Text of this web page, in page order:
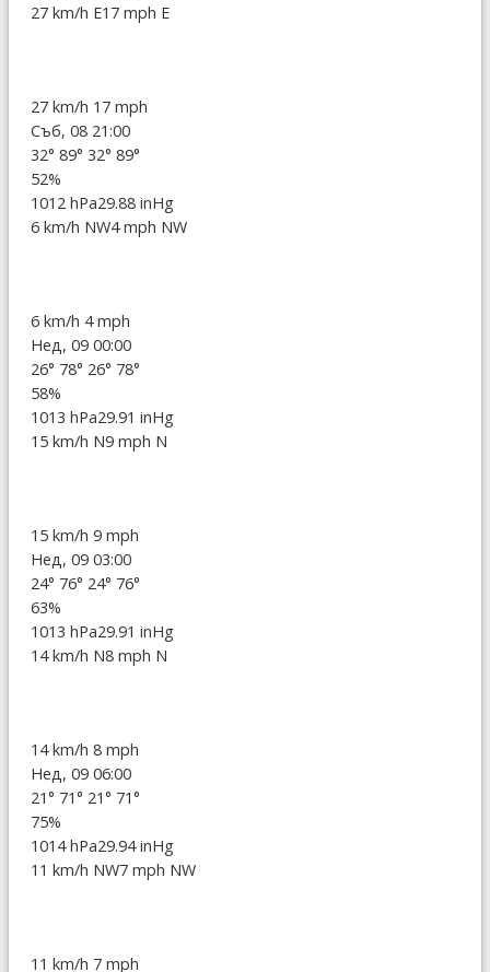
27 km/h E17 mph E
27 km/h 17 mph
Съб, 08 21:00
32° 89° 32° 89°
52%
1012 hPa29.88 inHg
6 km/h NW4 mph NW
6 km/h 4 mph
Нед, 09 00:00
26° 78° 26° 78°
58%
1013 hPa29.91 inHg
15 km/h N9 mph N
15 km/h 9 mph
Нед, 09 03:00
24° 76° 24° 76°
63%
1013 hPa29.91 inHg
14 km/h N8 mph N
14 km/h 8 mph
Нед, 09 06:00
21° 71° 21° 71°
75%
1014 hPa29.94 inHg
11 km/h NW7 mph NW
11 km/h 7 mph